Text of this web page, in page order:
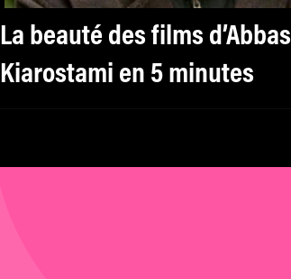
La beauté des films d’Abbas
Kiarostami en 5 minutes